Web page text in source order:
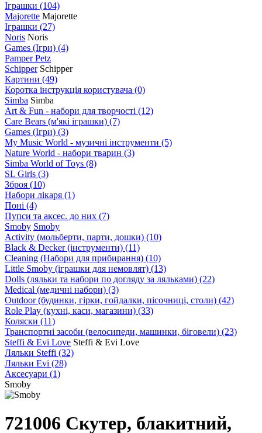
Іграшки (104)
Majorette Majorette
Іграшки (27)
Noris Noris
Games (Ігри) (4)
Pamper Petz
Schipper Schipper
Картини (49)
Коротка інструкція користувача (0)
Simba Simba
Art & Fun - набори для творчості (12)
Care Bears (м'які іграшки) (7)
Games (Ігри) (3)
My Music World - музичні інструменти (5)
Nature World - набори тварин (3)
Simba World of Toys (8)
SL Girls (3)
Зброя (10)
Набори лікаря (1)
Поні (4)
Пупси та аксес. до них (7)
Smoby Smoby
Аctivity (мольберти, парти, дошки) (10)
Black & Decker (інструменти) (11)
Cleaning (Набори для прибирання) (10)
Little Smoby (іграшки для немовлят) (13)
Dolls (ляльки та набори по догляду за ляльками) (22)
Medical (медичні набори) (3)
Outdoor (будинки, гірки, гойдалки, пісочниці, столи) (42)
Role Play (кухні, каси, магазини) (33)
Коляски (11)
Транспортні засоби (велосипеди, машинки, біговели) (23)
Steffi & Evi Love Steffi & Evi Love
Ляльки Steffi (32)
Ляльки Evi (28)
Аксесуари (1)
Smoby
721006 Скутер, блакитний,